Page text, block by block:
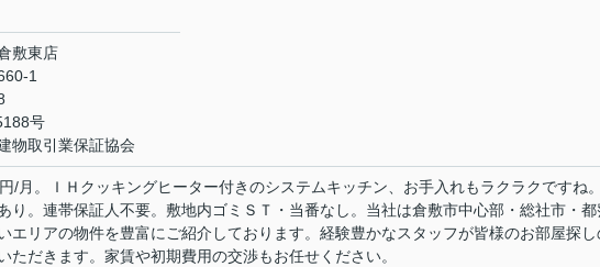
敷東店
1
号
物取引業保証協会
/月。ＩＨクッキングヒーター付きのシステムキッチン、お手入れもラクラクですね
り。連帯保証人不要。敷地内ゴミＳＴ・当番なし。当社は倉敷市中心部・総社市・都
エリアの物件を豊富にご紹介しております。経験豊かなスタッフが皆様のお部屋探し
ただきます。家賃や初期費用の交渉もお任せください。